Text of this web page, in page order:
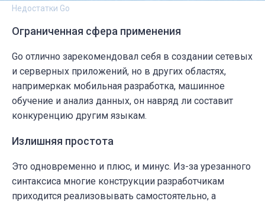
Недостатки Go
Ограниченная сфера применения
Go отлично зарекомендовал себя в создании сетевых
и серверных приложений, но в других областях,
напримеркак мобильная разработка, машинное
обучение и анализ данных, он навряд ли составит
конкуренцию другим языкам.
Излишняя простота
Это одновременно и плюс, и минус. Из-за урезанного
синтаксиса многие конструкции разработчикам
приходится реализовывать самостоятельно, а